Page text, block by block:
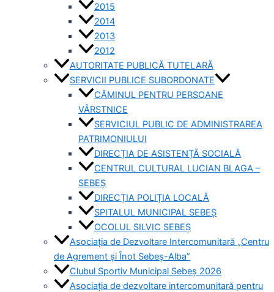
2015
2014
2013
2012
AUTORITATE PUBLICĂ TUTELARĂ
SERVICII PUBLICE SUBORDONATE
CĂMINUL PENTRU PERSOANE
VÂRSTNICE
SERVICIUL PUBLIC DE ADMINISTRAREA
PATRIMONIULUI
DIRECȚIA DE ASISTENȚĂ SOCIALĂ
CENTRUL CULTURAL LUCIAN BLAGA –
SEBEȘ
DIRECȚIA POLIȚIA LOCALĂ
SPITALUL MUNICIPAL SEBEȘ
OCOLUL SILVIC SEBEȘ
Asociația de Dezvoltare Intercomunitară „Centru
de Agrement și Înot Sebeș-Alba”
Clubul Sportiv Municipal Sebeș 2026
Asociația de dezvoltare intercomunitară pentru